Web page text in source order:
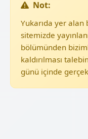
Not:
Yukarıda yer
sitemizde
bölümünden
kaldırılması
günü içinde